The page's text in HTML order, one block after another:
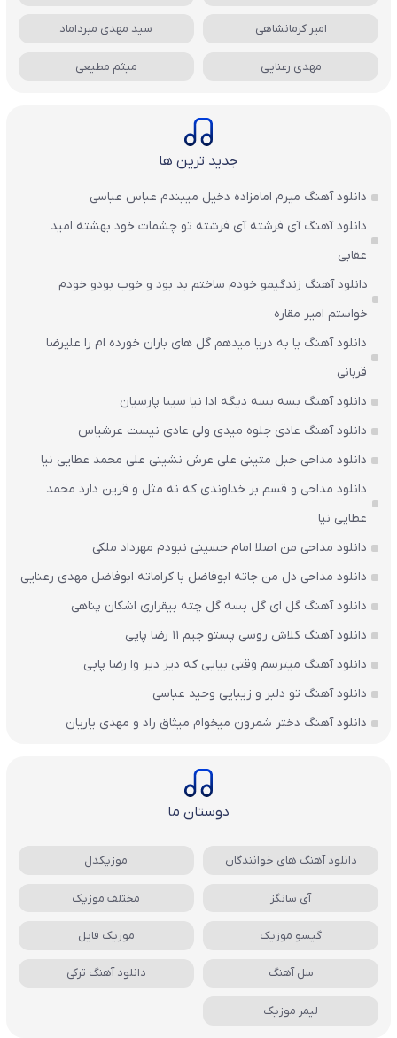
امیر کرمانشاهی سید مهدی میرداماد
مهدی رعنایی میثم مطیعی
جدید ترین ها
دانلود آهنگ میرم امامزاده دخیل میبندم عباس عباسی
دانلود آهنگ آی فرشته آی فرشته تو چشمات خود بهشته امید
عقابی
دانلود آهنگ زندگیمو خودم ساختم بد بود و خوب بودو خودم
خواستم امیر مقاره
دانلود آهنگ یا به دریا میدهم گل های باران‌ خورده ام را علیرضا
قربانی
دانلود آهنگ بسه بسه دیگه ادا نیا سینا پارسیان
دانلود آهنگ عادی جلوه میدی ولی عادی نیست عرشیاس
دانلود مداحی حبل متینی علی عرش نشینی علی محمد عطایی نیا
دانلود مداحی و قسم بر خداوندی که نه مثل و قرین دارد محمد
عطایی نیا
دانلود مداحی من اصلا امام حسینی نبودم مهرداد ملکی
دانلود مداحی دل من جاته ابوفاضل با کراماته ابوفاضل مهدی رعنایی
دانلود آهنگ گل ای گل بسه گل چته بیقراری اشکان پناهی
دانلود آهنگ کلاش روسی پستو جیم ۱۱ رضا پاپی
دانلود آهنگ میترسم وقتی بیایی که دیر دیر وا رضا پاپی
دانلود آهنگ تو دلبر و زیبایی وحید عباسی
دانلود آهنگ دختر شمرون میخوام میثاق راد و مهدی یاریان
دوستان ما
دانلود آهنگ های خوانندگان موزیکدل
آی سانگز مختلف موزیک
گیسو موزیک موزیک فایل
سل آهنگ دانلود آهنگ ترکی
لیمر موزیک